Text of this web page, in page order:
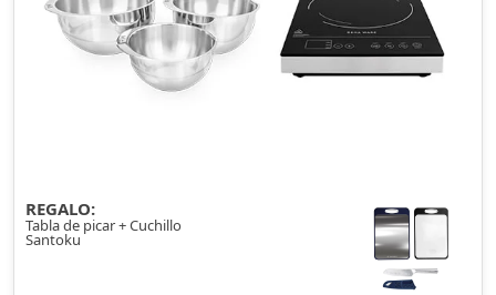
REGALO:
Tabla de picar + Cuchillo
Santoku